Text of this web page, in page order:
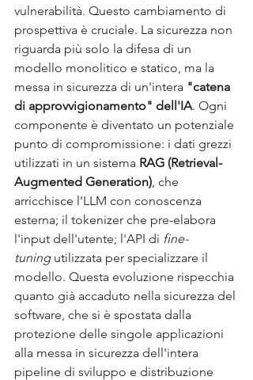
vulnerabilità. Questo cambiamento di
prospettiva è cruciale. La sicurezza non
riguarda più solo la difesa di un
modello monolitico e statico, ma la
messa in sicurezza di un'intera "catena
di approvvigionamento" dell'IA. Ogni
componente è diventato un potenziale
punto di compromissione: i dati grezzi
utilizzati in un sistema RAG (Retrieval-
Augmented Generation) , che
arricchisce l'LLM con conoscenza
esterna; il tokenizer che pre-elabora
l'input dell'utente; l'API di fine-
tuning utilizzata per specializzare il
modello. Questa evoluzione rispecchia
quanto già accaduto nella sicurezza del
software, che si è spostata dalla
protezione delle singole applicazioni
alla messa in sicurezza dell'intera
pipeline di sviluppo e distribuzione